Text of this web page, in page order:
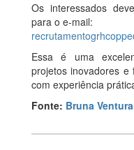
Os interessados
para o e-mail:
Essa é uma
projetos inovadores e
com experiência
Fonte: Bruna Ventura